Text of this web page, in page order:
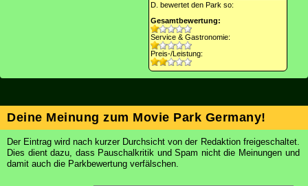
D. bewertet den Park so:
Gesamtbewertung:
Service & Gastronomie:
Preis-/Leistung:
Deine Meinung zum Movie Park Germany!
Der Eintrag wird nach kurzer Durchsicht von der Redaktion freigeschaltet.
Dies dient dazu, dass Pauschalkritik und Spam nicht die Meinungen und
damit auch die Parkbewertung verfälschen.